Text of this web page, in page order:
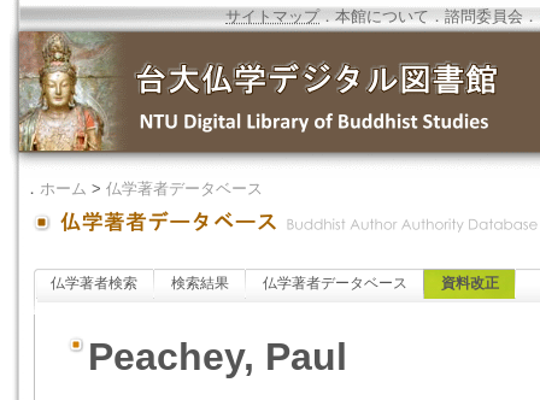
サイトマップ．本館について ．諮問委員会 ．
． ホーム > 仏学著者データベース
仏学著者検索 検索結果 仏学著者データベース 資料改正
Peachey, Paul